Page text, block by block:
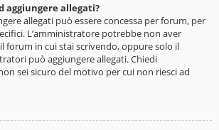
aggiungere allegati?
allegati può essere concessa per forum, per
L’amministratore potrebbe non aver
forum in cui stai scrivendo, oppure solo il
può aggiungere allegati. Chiedi
sei sicuro del motivo per cui non riesci ad